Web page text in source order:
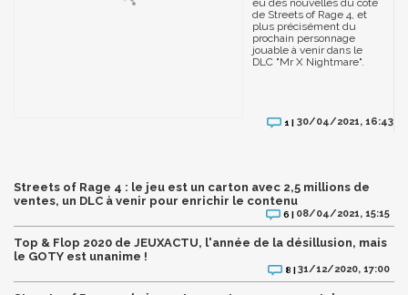
eu des nouvelles du côté
de Streets of Rage 4, et
plus précisément du
prochain personnage
jouable à venir dans le
DLC "Mr X Nightmare".
1 | 30/04/2021, 16:43
Streets of Rage 4 : le jeu est un carton avec 2,5 millions de
ventes, un DLC à venir pour enrichir le contenu
6 | 08/04/2021, 15:15
Top & Flop 2020 de JEUXACTU, l'année de la désillusion, mais
le GOTY est unanime !
8 |31/12/2020, 17:00